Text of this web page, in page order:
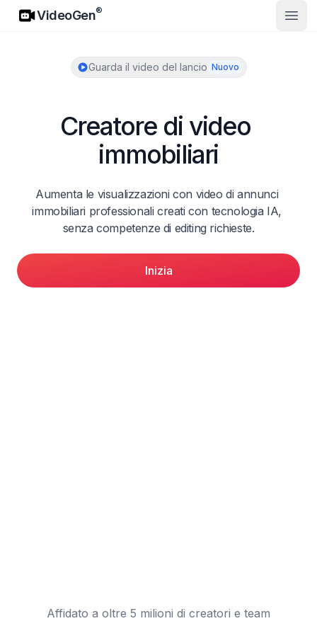
VideoGen
VideoGen®
Apri
Guarda il video del lancio Nuovo
Creatore di video
immobiliari
Aumenta le visualizzazioni con video di annunci
immobiliari professionali creati con tecnologia IA,
senza competenze di editing richieste.
Inizia
Affidato a oltre 5 milioni di creatori e team